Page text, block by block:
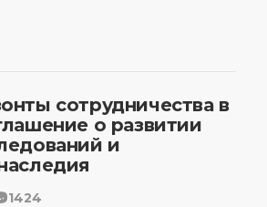
сотрудничества в
о развитии
и
1424